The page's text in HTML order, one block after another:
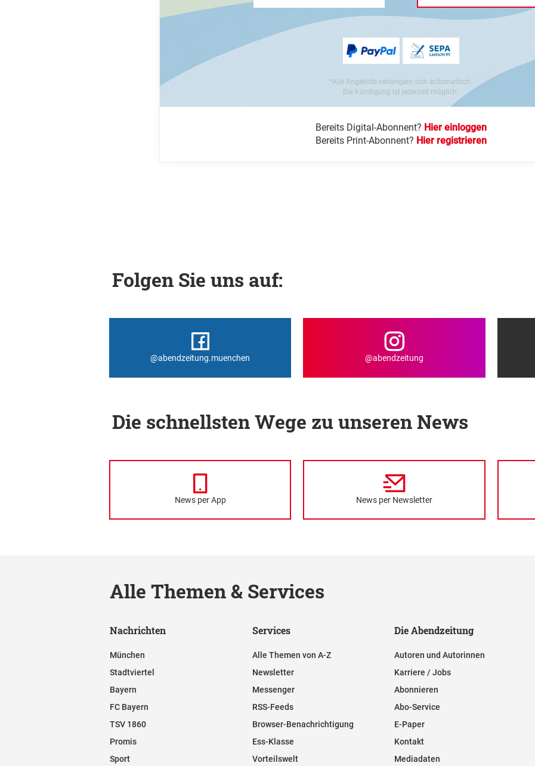
*Alle Angebote verlängern sich automatisch.
Die Kündigung ist jederzeit möglich.
Bereits Digital-Abonnent? Hier einloggen
Bereits Print-Abonnent? Hier registrieren
Folgen Sie uns auf:
@abendzeitung.muenchen @abendzeitung
Die schnellsten Wege zu unseren News
News per App News per Newsletter
Alle Themen & Services
Nachrichten
München
Stadtviertel
Bayern
FC Bayern
TSV 1860
Promis
Sport
Services
Alle Themen von A-Z
Newsletter
Messenger
RSS-Feeds
Browser-Benachrichtigung
Ess-Klasse
Vorteilswelt
Die Abendzeitung
Autoren und Autorinnen
Karriere / Jobs
Abonnieren
Abo-Service
E-Paper
Kontakt
Mediadaten